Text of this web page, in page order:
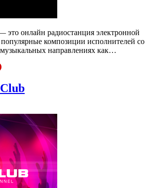
онлайн радиостанция электронной
композиции исполнителей со
направлениях как…